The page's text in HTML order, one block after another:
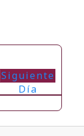
Siguiente
Día